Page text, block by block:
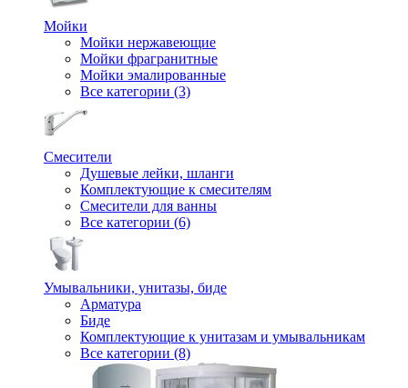
Мойки
Мойки нержавеющие
Мойки фрагранитные
Мойки эмалированные
Все категории (3)
Смесители
Душевые лейки, шланги
Комплектующие к смесителям
Смесители для ванны
Все категории (6)
Умывальники, унитазы, биде
Арматура
Биде
Комплектующие к унитазам и умывальникам
Все категории (8)